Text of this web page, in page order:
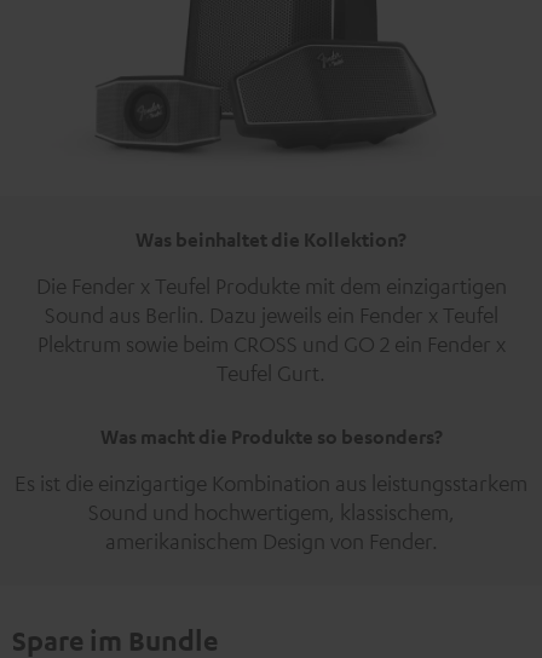
Was beinhaltet die Kollektion?
Die Fender x Teufel Produkte mit dem einzigartigen
Sound aus Berlin. Dazu jeweils ein Fender x Teufel
Plektrum sowie beim CROSS und GO 2 ein Fender x
Teufel Gurt.
Was macht die Produkte so besonders?
Es ist die einzigartige Kombination aus leistungsstarkem
Sound und hochwertigem, klassischem,
amerikanischem Design von Fender.
Spare im Bundle